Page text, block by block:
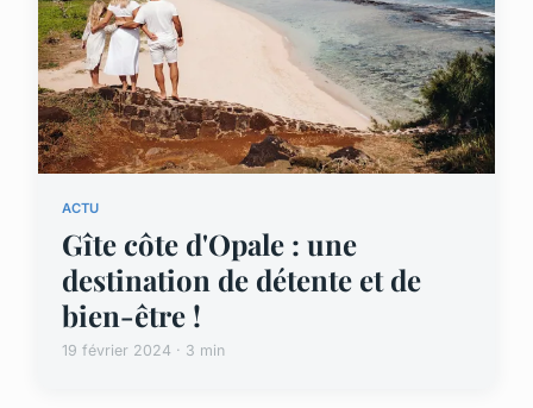
ACTU
Gîte côte d'Opale : une
destination de détente et de
bien-être !
19 février 2024 · 3 min